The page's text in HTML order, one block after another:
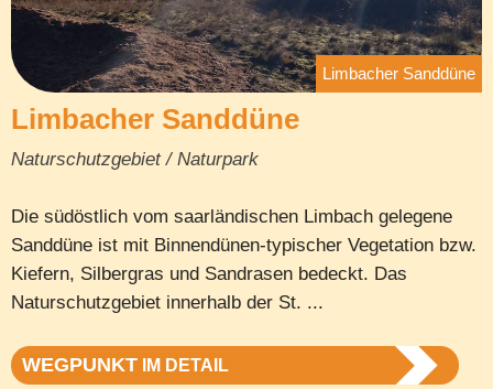
Limbacher Sanddüne
Limbacher Sanddüne
Naturschutzgebiet / Naturpark
Die südöstlich vom saarländischen Limbach gelegene
Sanddüne ist mit Binnendünen-typischer Vegetation bzw.
Kiefern, Silbergras und Sandrasen bedeckt. Das
Naturschutzgebiet innerhalb der St. ...
WEGPUNKT IM DETAIL